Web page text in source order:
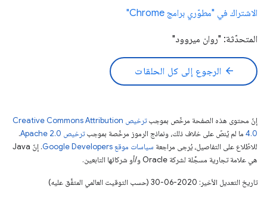
الاشتراك في "مطوّري برامج Chrome"
المتحدّثة: "روان ميروود"
arrow_back الرجوع إلى كل الحلقات
إنّ محتوى هذه الصفحة مرخّص بموجب
ترخيص Creative Commons Attribution
4.0‏ ما لم يُنصّ على خلاف ذلك، ونماذج الرموز مرخّصة بموجبترخيص Apache 2.0‏
.
للاطّلاع على التفاصيل، يُرجى مراجعة سياسات موقع Google Developers‏
. إنّ Java
هي علامة تجارية مسجَّلة لشركة Oracle و/أو شركائها التابعين.
تاريخ التعديل الأخير: 2020-06-30 (حسب التوقيت العالمي المتفَّق عليه)